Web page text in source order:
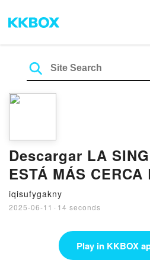
Descargar LA
ESTÁ MÁS
Gratis - EPUB, PDF
iqisufygakny
2025-06-11 · 14 seconds
Play in KKBOX